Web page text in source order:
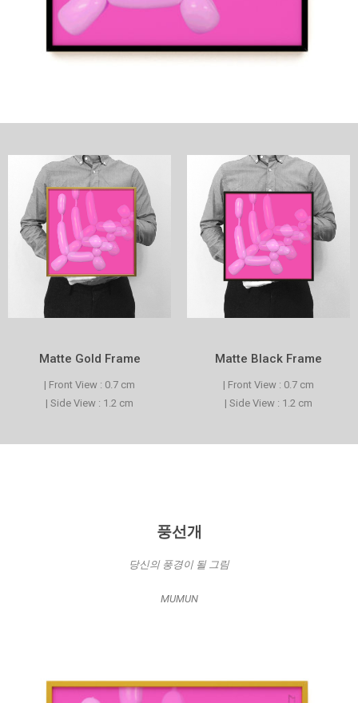
Matte Gold Frame
| Front View : 0.7 cm
| Side View : 1.2 cm
Matte Black Frame
| Front View : 0.7 cm
| Side View : 1.2 cm
풍선개
당신의 풍경이 될 그림
MUMUN